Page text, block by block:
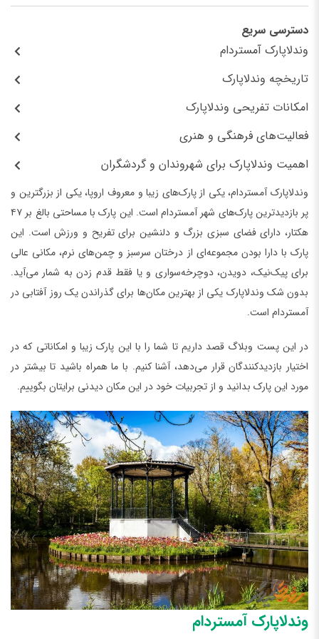
دسترسی سریع
وندلاپارک آمستردام
تاریخچه وندلاپارک
امکانات تفریحی وندلاپارک
فعالیت‌های فرهنگی و هنری
اهمیت وندلاپارک برای شهروندان و گردشگران
وندلاپارک آمستردام، یکی از پارک‌های زیبا و معروف اروپا، یکی از بزرگترین و
پر بازدیدترین پارک‌های شهر آمستردام است. این پارک با مساحتی بالغ بر ۴۷
هکتار، دارای فضای سبزی بزرگ و دلنشین برای تفریح و ورزش است. این
پارک با دارا بودن مجموعه‌ای از درختان سرسبز و چمن‌های نرم، مکانی عالی
برای پیک‌نیک، دویدن، دوچرخه‌سواری و یا فقط قدم زدن به شمار می‌آید.
بدون شک وندلاپارک یکی از بهترین مکان‌ها برای گذراندن یک روز آفتابی در
آمستردام است.
در این پست وبلاگ قصد داریم تا شما را با این پارک زیبا و امکاناتی که در
اختیار بازدیدکنندگان قرار می‌دهد، آشنا کنیم. با ما همراه باشید تا بیشتر در
مورد این پارک بدانید و از تجربیات خود در این مکان دیدنی برایتان بگوییم.
وندلاپارک آمستردام